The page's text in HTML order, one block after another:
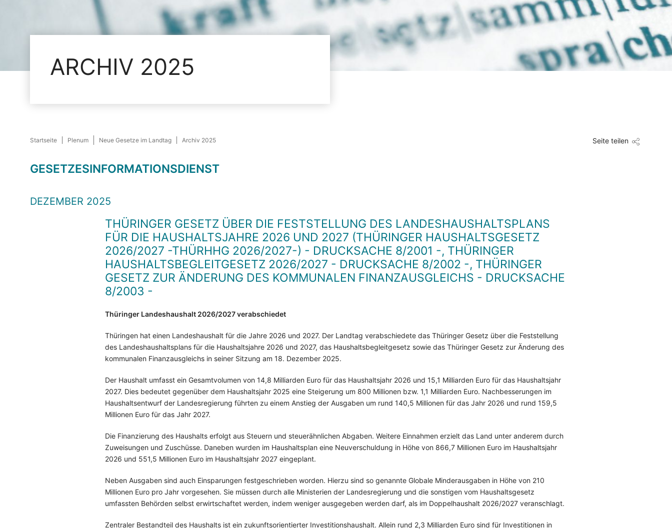
ARCHIV 2025
Startseite Plenum Neue Gesetze im Landtag Archiv 2025 Seite teilen
GESETZESINFORMATIONSDIENST
DEZEMBER 2025
THÜRINGER GESETZ ÜBER DIE FESTSTELLUNG DES LANDESHAUSHALTSPLANS
FÜR DIE HAUSHALTSJAHRE 2026 UND 2027 (THÜRINGER HAUSHALTSGESETZ
2026/2027 -THÜRHHG 2026/2027-) - DRUCKSACHE 8/2001 -, THÜRINGER
HAUSHALTSBEGLEITGESETZ 2026/2027 - DRUCKSACHE 8/2002 -, THÜRINGER
GESETZ ZUR ÄNDERUNG DES KOMMUNALEN FINANZAUSGLEICHS - DRUCKSACHE
8/2003 -
Thüringer Landeshaushalt 2026/2027 verabschiedet
Thüringen hat einen Landeshaushalt für die Jahre 2026 und 2027. Der Landtag verabschiedete das Thüringer Gesetz über die Feststellung
des Landeshaushaltsplans für die Haushaltsjahre 2026 und 2027, das Haushaltsbegleitgesetz sowie das Thüringer Gesetz zur Änderung des
kommunalen Finanzausgleichs in seiner Sitzung am 18. Dezember 2025.
Der Haushalt umfasst ein Gesamtvolumen von 14,8 Milliarden Euro für das Haushaltsjahr 2026 und 15,1 Milliarden Euro für das Haushaltsjahr
2027. Dies bedeutet gegenüber dem Haushaltsjahr 2025 eine Steigerung um 800 Millionen bzw. 1,1 Milliarden Euro. Nachbesserungen im
Haushaltsentwurf der Landesregierung führten zu einem Anstieg der Ausgaben um rund 140,5 Millionen für das Jahr 2026 und rund 159,5
Millionen Euro für das Jahr 2027.
Die Finanzierung des Haushalts erfolgt aus Steuern und steuerähnlichen Abgaben. Weitere Einnahmen erzielt das Land unter anderem durch
Zuweisungen und Zuschüsse. Daneben wurden im Haushaltsplan eine Neuverschuldung in Höhe von 866,7 Millionen Euro im Haushaltsjahr
2026 und 551,5 Millionen Euro im Haushaltsjahr 2027 eingeplant.
Neben Ausgaben sind auch Einsparungen festgeschrieben worden. Hierzu sind so genannte Globale Minderausgaben in Höhe von 210
Millionen Euro pro Jahr vorgesehen. Sie müssen durch alle Ministerien der Landesregierung und die sonstigen vom Haushaltsgesetz
umfassten Behörden selbst erwirtschaftet werden, indem weniger ausgegeben werden darf, als im Doppelhaushalt 2026/2027 veranschlagt.
Zentraler Bestandteil des Haushalts ist ein zukunftsorientierter Investitionshaushalt. Allein rund 2,3 Milliarden Euro sind für Investitionen in